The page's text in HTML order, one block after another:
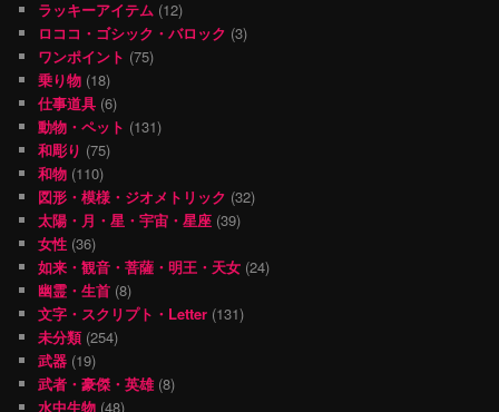
ラッキーアイテム (12)
ロココ・ゴシック・バロック (3)
ワンポイント (75)
乗り物 (18)
仕事道具 (6)
動物・ペット (131)
和彫り (75)
和物 (110)
図形・模様・ジオメトリック (32)
太陽・月・星・宇宙・星座 (39)
女性 (36)
如来・観音・菩薩・明王・天女 (24)
幽霊・生首 (8)
文字・スクリプト・Letter (131)
未分類(254)
武器 (19)
武者・豪傑・英雄(8)
水中生物 (48)